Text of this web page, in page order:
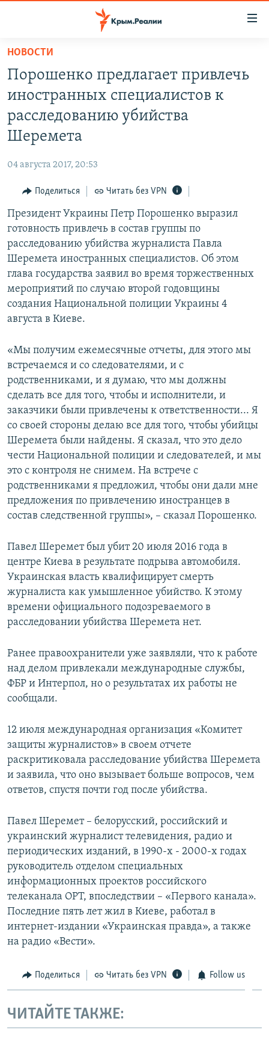
Вернуться
основному
содержанию
главной
Вернутся
поиску
СПЕЦПРОЕКТЫ
КАРТА ВОЕННЫХ ОБЪЕКТОВ КРЫМА
ИСТОРИЯ
ИНТЕРАКТИВ
ИНФОГРАФИКА
ТЕЛЕПРОЕКТ КРЫМ.РЕАЛИИ
СОВЕТЫ ПРАВОЗАЩИТНИКОВ
ПРОПАВШИЕ БЕЗ ВЕСТИ
ПОБЕДИТЕЛЕЙ НЕ СУДЯТ?
КРЫМ.НЕПОКОРЕННЫЙ
ELIFBE
УКРАИНСКАЯ ПРОБЛЕМА КРЫМА
РАДІО СВОБОДА
КАК ОБОЙТИ БЛОКИРОВКУ
Українською
Qırımtatar
ПРИСОЕДИНЯЙТЕСЬ!
Все сайты RFE/RL
НОВОСТИ
Порошенко предлагает привлечь
иностранных специалистов к
расследованию убийства
Шеремета
04 августа 2017, 20:53
Поделиться Читать без VPN
Президент Украины Петр Порошенко выразил
готовность привлечь в состав группы по
расследованию убийства журналиста Павла
Шеремета иностранных специалистов. Об этом
глава государства заявил во время торжественных
мероприятий по случаю второй годовщины
создания Национальной полиции Украины 4
августа в Киеве.
«Мы получим ежемесячные отчеты, для этого мы
встречаемся и со следователями, и с
родственниками, и я думаю, что мы должны
сделать все для того, чтобы и исполнители, и
заказчики были привлечены к ответственности... Я
со своей стороны делаю все для того, чтобы убийцы
Шеремета были найдены. Я сказал, что это дело
чести Национальной полиции и следователей, и мы
это с контроля не снимем. На встрече с
родственниками я предложил, чтобы они дали мне
предложения по привлечению иностранцев в
состав следственной группы», – сказал Порошенко.
Павел Шеремет был убит 20 июля 2016 года в
центре Киева в результате подрыва автомобиля.
Украинская власть квалифицирует смерть
журналиста как умышленное убийство. К этому
времени официального подозреваемого в
расследовании убийства Шеремета нет.
Ранее правоохранители уже заявляли, что к работе
над делом привлекали международные службы,
ФБР и Интерпол, но о результатах их работы не
сообщали.
12 июля международная организация «Комитет
защиты журналистов» в своем отчете
раскритиковала расследование убийства Шеремета
и заявила, что оно вызывает больше вопросов, чем
ответов, спустя почти год после убийства.
Павел Шеремет – белорусский, российский и
украинский журналист телевидения, радио и
периодических изданий, в 1990-х - 2000-х годах
руководитель отделом специальных
информационных проектов российского
телеканала ОРТ, впоследствии – «Первого канала».
Последние пять лет жил в Киеве, работал в
интернет-издании «Украинская правда», а также
на радио «Вести».
Поделиться Читать без VPN Follow us
ЧИТАЙТЕ ТАКЖЕ: